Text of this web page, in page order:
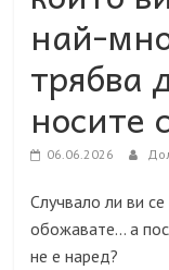
най-
трябва
носите
06.06.2026
Случвало ли ви
обожавате… а
не е наред?